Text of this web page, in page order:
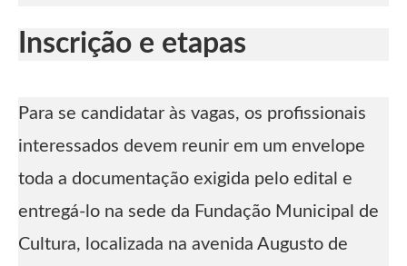
Inscrição e etapas
Para se candidatar às vagas, os profissionais
interessados devem reunir em um envelope
toda a documentação exigida pelo edital e
entregá-lo na sede da Fundação Municipal de
Cultura, localizada na avenida Augusto de